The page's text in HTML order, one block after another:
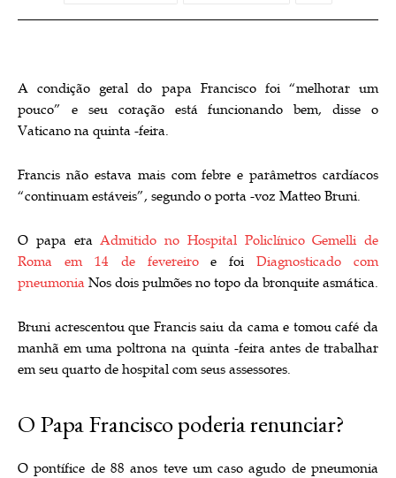
A condição geral do papa Francisco foi “melhorar um
pouco” e seu coração está funcionando bem, disse o
Vaticano na quinta -feira.
Francis não estava mais com febre e parâmetros cardíacos
“continuam estáveis”, segundo o porta -voz Matteo Bruni.
O papa eraAdmitido no Hospital Policlínico Gemelli de
Roma em 14 de fevereiroe foiDiagnosticado com
pneumonia Nos dois pulmões no topo da bronquite asmática.
Bruni acrescentou que Francis saiu da cama e tomou café da
manhã em uma poltrona na quinta -feira antes de trabalhar
em seu quarto de hospital com seus assessores.
O Papa Francisco poderia renunciar?
O pontífice de 88 anos teve um caso agudo de pneumonia